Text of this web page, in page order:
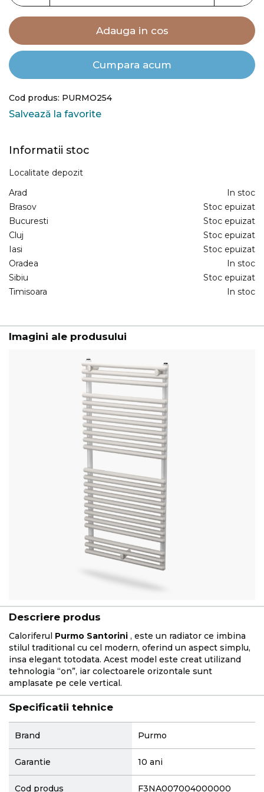
Adauga in cos
Cumpara acum
Cod produs: PURMO254
Salvează la favorite
Informatii stoc
Localitate depozit
Arad
In stoc
Brasov
Stoc epuizat
Bucuresti
Stoc epuizat
Cluj
Stoc epuizat
Iasi
Stoc epuizat
Oradea
In stoc
Sibiu
Stoc epuizat
Timisoara
In stoc
Imagini ale produsului
Descriere produs
Caloriferul Purmo Santorini , este un radiator ce imbina
stilul traditional cu cel modern, oferind un aspect simplu,
insa elegant totodata. Acest model este creat utilizand
tehnologia “on”, iar colectoarele orizontale sunt
amplasate pe cele vertical.
Specificatii tehnice
Brand Purmo
Garantie 10 ani
Cod produs F3NA007004000000